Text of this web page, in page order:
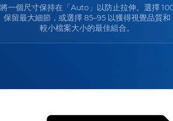
將一個尺寸保持在「Auto」以防止拉伸。選擇
保留最大細節，或選擇 85–95 以獲得視覺品質和
較小檔案大小的最佳組合。